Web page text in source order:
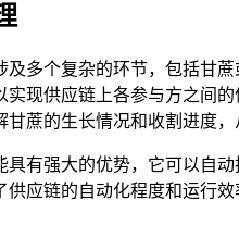
及多个复杂的环节，包括甘
实现供应链上各参与方之间
甘蔗的生长情况和收割进度
具有强大的优势，它可以自
应链的自动化程度和运行效